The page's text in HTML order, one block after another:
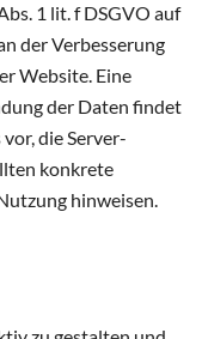
1 lit. f DSGVO auf
der Verbesserung
Website. Eine
der Daten findet
die Server-
konkrete
hinweisen.